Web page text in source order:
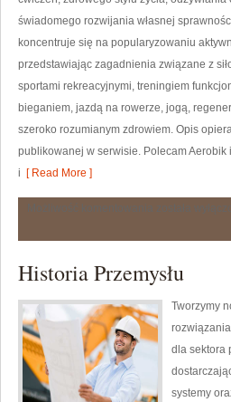
świadomego rozwijania własnej
koncentruje się na popularyzowaniu
przedstawiając zagadnienia związane z
sportami rekreacyjnymi, treningiem
bieganiem, jazdą na rowerze, jogą,
szeroko rozumianym zdrowiem. Opis
publikowanej w serwisie. Polecam Aerobik
i [ Read More ]
Historia Przemysłu
Tworzymy
dla sektora
systemy